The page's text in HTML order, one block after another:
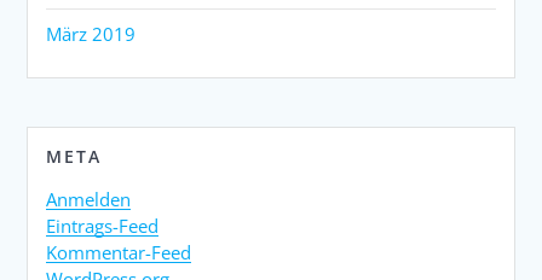
März 2019
META
Anmelden
Eintrags-Feed
Kommentar-Feed